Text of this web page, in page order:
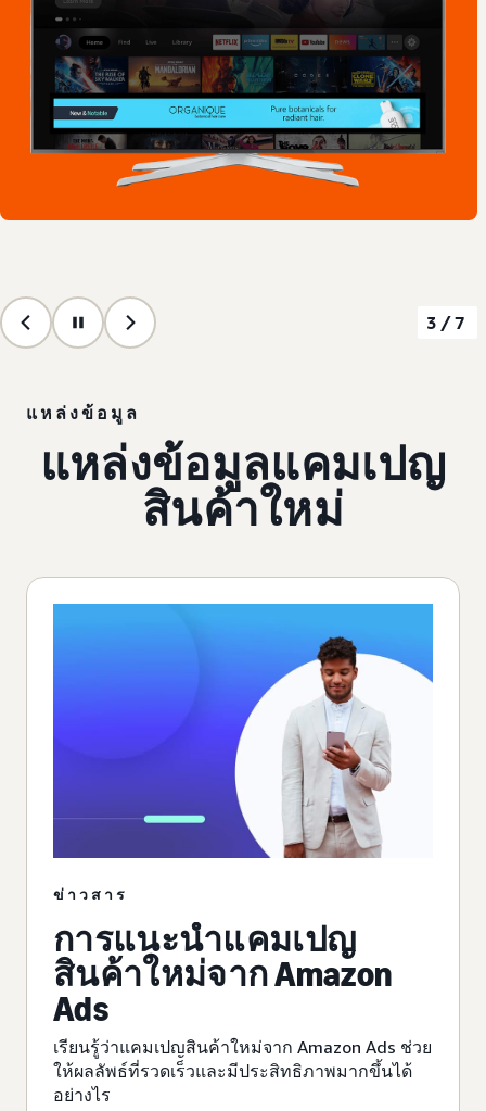
3/7
แหล่งข้อมูล
แหล่งข้อมูลแคมเปญ
สินค้าใหม่
ข่าวสาร
การแนะนำแคมเปญ
สินค้าใหม่จาก Amazon
Ads
เรียนรู้ว่าแคมเปญสินค้าใหม่จาก Amazon Ads ช่วย
ให้ผลลัพธ์ที่รวดเร็วและมีประสิทธิภาพมากขึ้นได้
อย่างไร